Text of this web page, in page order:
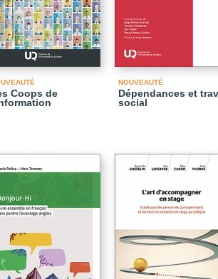
Coops de
NOUVEAUTÉ
Dépendances et
social